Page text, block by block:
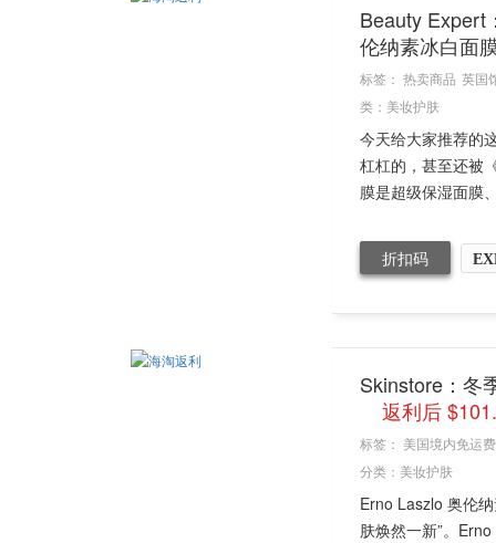
Beauty Expert
伦纳素冰白面
标签： 热卖商品 英国
类： 美妆护肤
今天给大家推荐的
杠杠的，甚至还被
膜是超级保湿面膜
折扣码
Skinstore：冬
返利后
标签： 美国境内免运费
分类： 美妆护肤
Erno Laszlo 奥伦
肤焕然一新”。